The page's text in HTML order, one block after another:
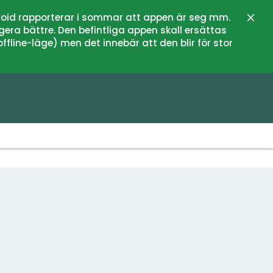
rapporterar i sommar att appen är seg mm.
bättre. Den befintliga appen skall ersättas
läge) men det innebär att den blir för stor
Close